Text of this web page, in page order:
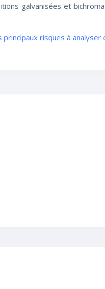
galvanisées et
principaux risques à analyser